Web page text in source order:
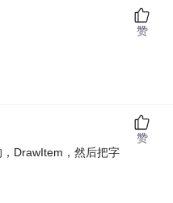
赞
DrawItem，然后把字
赞